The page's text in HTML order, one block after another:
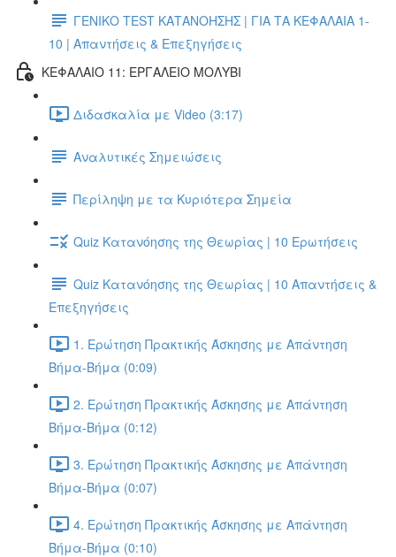
ΓΕΝΙΚΟ TEST ΚΑΤΑΝΟΗΣΗΣ | ΓΙΑ ΤΑ ΚΕΦΑΛΑΙΑ 1-
10 | Απαντήσεις & Επεξηγήσεις
ΚΕΦΑΛΑΙΟ 11: ΕΡΓΑΛΕΙΟ ΜΟΛΥΒΙ
Διδασκαλία με Video (3:17)
Αναλυτικές Σημειώσεις
Περίληψη με τα Κυριότερα Σημεία
Quiz Κατανόησης της Θεωρίας | 10 Ερωτήσεις
Quiz Κατανόησης της Θεωρίας | 10 Απαντήσεις &
Επεξηγήσεις
1. Ερώτηση Πρακτικής Άσκησης με Απάντηση
Βήμα-Βήμα (0:09)
2. Ερώτηση Πρακτικής Άσκησης με Απάντηση
Βήμα-Βήμα (0:12)
3. Ερώτηση Πρακτικής Άσκησης με Απάντηση
Βήμα-Βήμα (0:07)
4. Ερώτηση Πρακτικής Άσκησης με Απάντηση
Βήμα-Βήμα (0:10)